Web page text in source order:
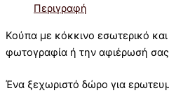
Περιγραφή
Κούπα με κόκκινο εσωτερικό
φωτογραφία ή την αφιέρωσή
Ένα ξεχωριστό δώρο για